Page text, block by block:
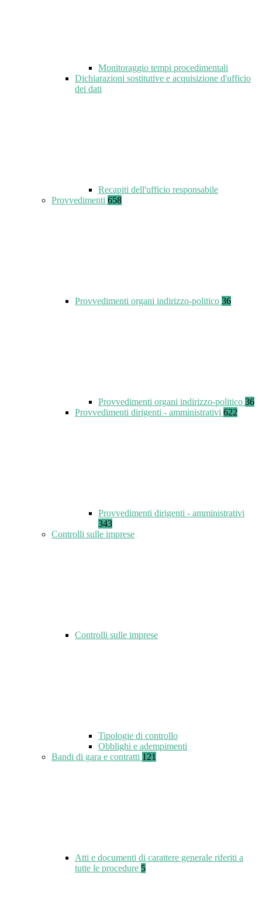
Monitoraggio tempi procedimentali
Dichiarazioni sostitutive e acquisizione d'ufficio
dei dati
Recapiti dell'ufficio responsabile
Provvedimenti 658
Provvedimenti organi indirizzo-politico 36
Provvedimenti organi indirizzo-politico 36
Provvedimenti dirigenti - amministrativi 622
Provvedimenti dirigenti - amministrativi
343
Controlli sulle imprese
Controlli sulle imprese
Tipologie di controllo
Obblighi e adempimenti
Bandi di gara e contratti 121
Atti e documenti di carattere generale riferiti a
tutte le procedure 5